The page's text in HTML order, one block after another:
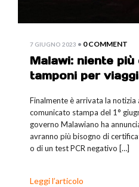
7 GIUGNO 2023 • 0 COMMENT
Malawi: niente
tamponi per
Finalmente è arrivata la notizia
comunicato stampa del 1°
governo Malawiano ha
avranno più bisogno di
o di un test PCR negativo […]
Leggi l’articolo